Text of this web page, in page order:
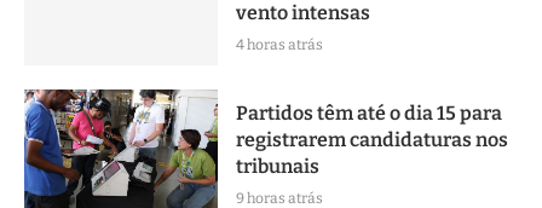
vento intensas
4 horas atrás
Partidos têm até o dia 15 para
registrarem candidaturas nos
tribunais
9 horas atrás